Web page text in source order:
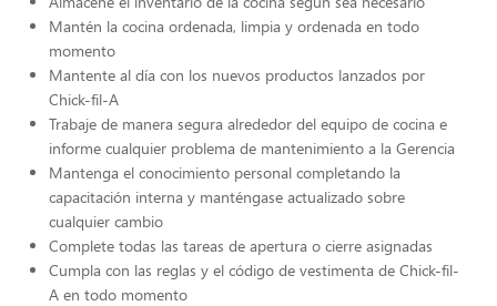
Mantén la cocina ordenada, limpia y ordenada en todo
momento
Mantente al día con los nuevos productos lanzados por
Chick-fil-A
Trabaje de manera segura alrededor del equipo de cocina e
informe cualquier problema de mantenimiento a la Gerencia
Mantenga el conocimiento personal completando la
capacitación interna y manténgase actualizado sobre
cualquier cambio
Complete todas las tareas de apertura o cierre asignadas
Cumpla con las reglas y el código de vestimenta de Chick-fil-
A en todo momento